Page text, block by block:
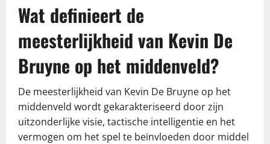
Wat definieert de
meesterlijkheid van Kevin De
Bruyne op het middenveld?
De meesterlijkheid van Kevin De Bruyne op het
middenveld wordt gekarakteriseerd door zijn
uitzonderlijke visie, tactische intelligentie en het
vermogen om het spel te beïnvloeden door middel